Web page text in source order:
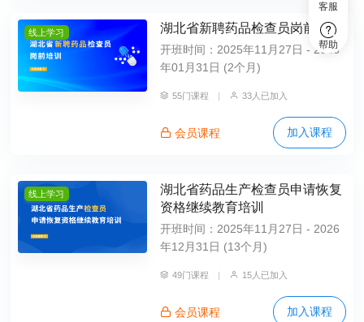
客服
帮助
线上学习 湖北省新聘药品检查员岗前培训
开班时间：2025年11月27日 - 2026
年01月31日 (2个月)
55门课程 | 33人已加入
会员课程 加入课程
线上学习
湖北省药品生产检查员申请恢复
资格继续教育培训
开班时间：2025年11月27日 - 2026
年12月31日 (13个月)
49门课程 | 15人已加入
会员课程 加入课程